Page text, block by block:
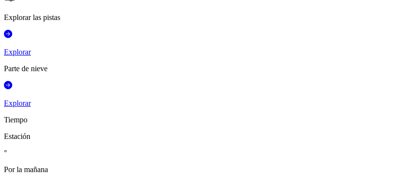
Explorar las pistas
Explorar
Parte de nieve
Explorar
Tiempo
Estación
°
Por la mañana